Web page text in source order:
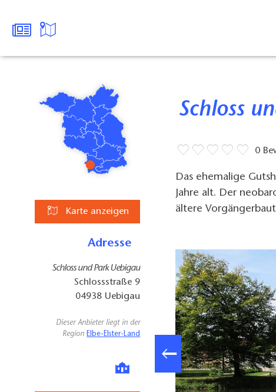
Karte anzeigen
Adresse
Schloss und Park Uebigau
Schlossstraße 9
04938 Uebigau
Dieser Anbieter liegt in der
Region Elbe-Elster-Land
Schloss
0
Das ehemalige
Jahre alt. Der
ältere